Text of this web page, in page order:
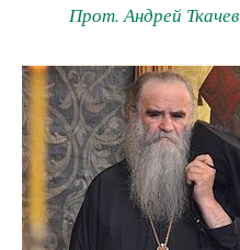
Прот. Андрей Ткачев